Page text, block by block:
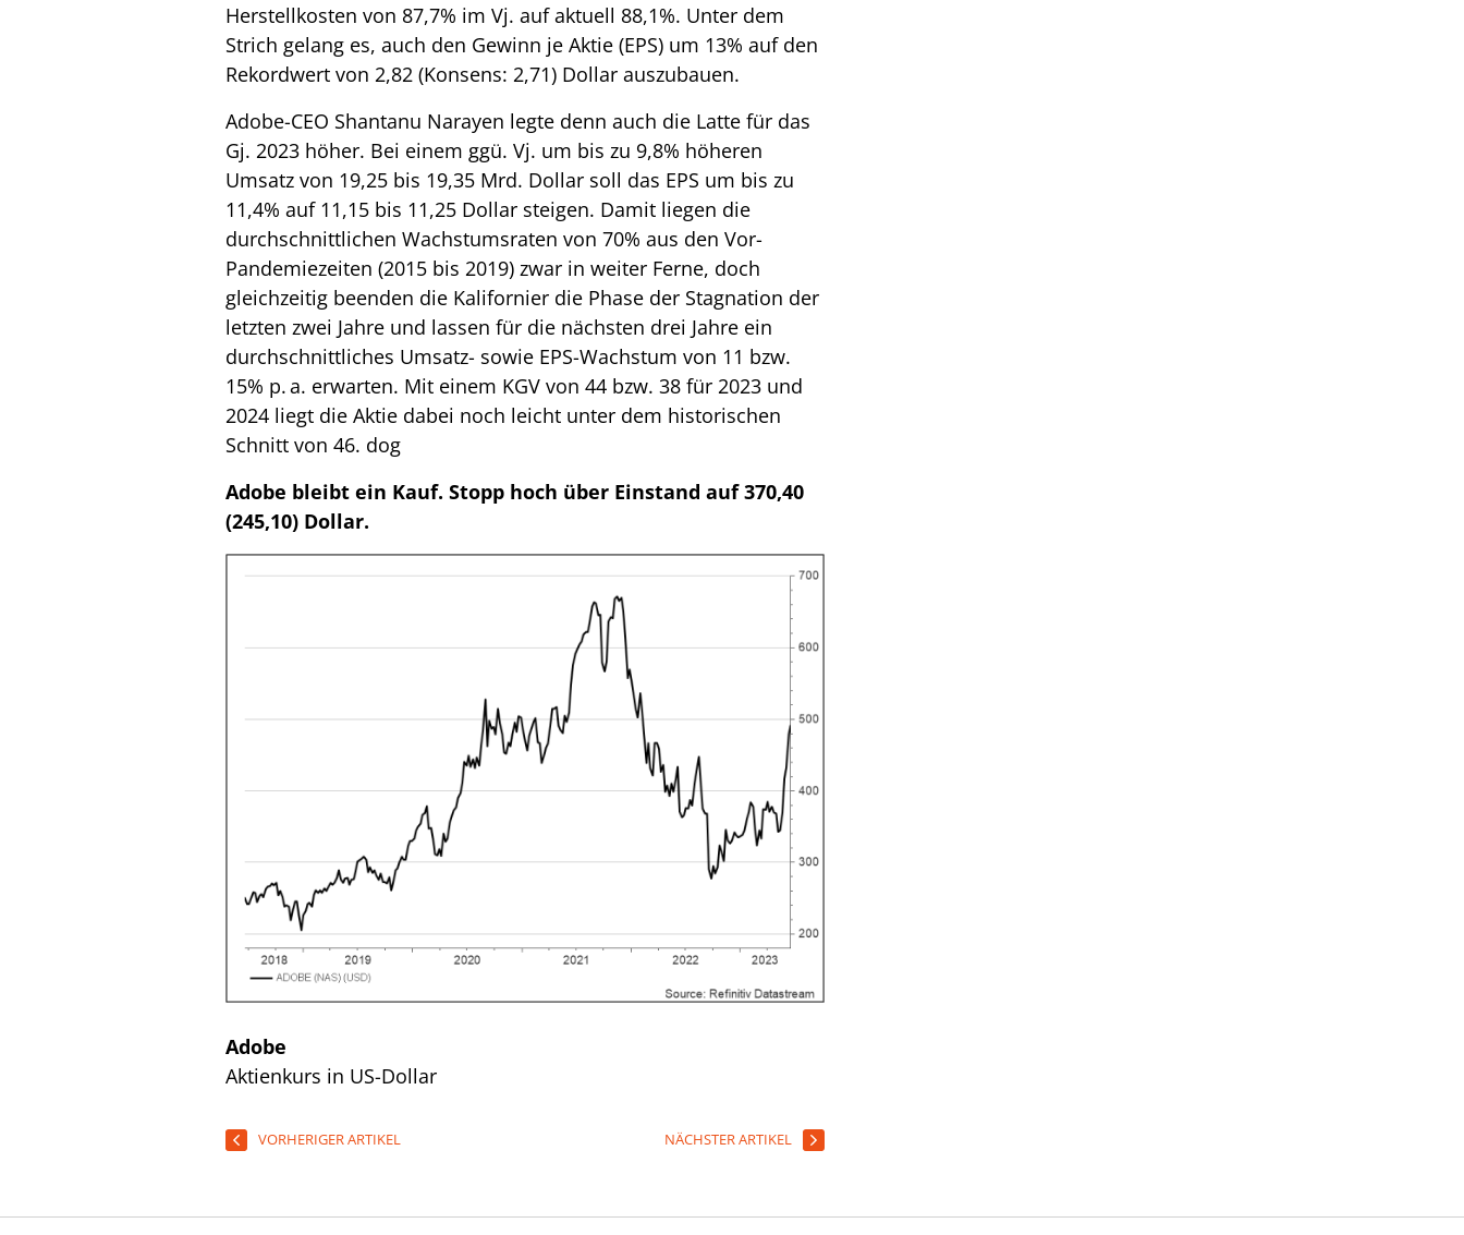
Herstellkosten von 87,7% im Vj. auf aktuell 88,1%. Unter dem
Strich gelang es, auch den Gewinn je Aktie (EPS) um 13% auf den
Rekordwert von 2,82 (Konsens: 2,71) Dollar auszubauen.
Adobe-CEO Shantanu Narayen legte denn auch die Latte für das
Gj. 2023 höher. Bei einem ggü. Vj. um bis zu 9,8% höheren
Umsatz von 19,25 bis 19,35 Mrd. Dollar soll das EPS um bis zu
11,4% auf 11,15 bis 11,25 Dollar steigen. Damit liegen die
durchschnittlichen Wachstumsraten von 70% aus den Vor-
Pandemiezeiten (2015 bis 2019) zwar in weiter Ferne, doch
gleichzeitig beenden die Kalifornier die Phase der Stagnation der
letzten zwei Jahre und lassen für die nächsten drei Jahre ein
durchschnittliches Umsatz- sowie EPS-Wachstum von 11 bzw.
15% p. a. erwarten. Mit einem KGV von 44 bzw. 38 für 2023 und
2024 liegt die Aktie dabei noch leicht unter dem historischen
Schnitt von 46. dog
Adobe bleibt ein Kauf. Stopp hoch über Einstand auf 370,40
(245,10) Dollar.
Adobe
Aktienkurs in US-Dollar
VORHERIGER ARTIKEL NÄCHSTER ARTIKEL